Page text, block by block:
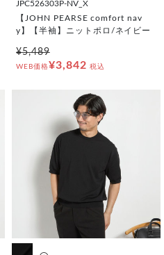
JPC526303P-NV_X
【JOHN PEARSE comfort nav
y】【半袖】ニットポロ/ネイビー
¥5,489
WEB価格¥3,842 税込